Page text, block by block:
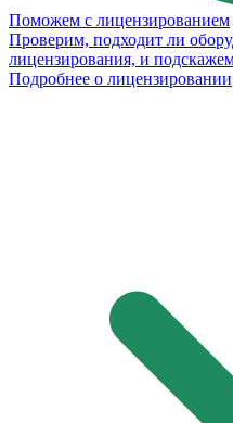
Поможем с лицензированием
Проверим, подходит ли
лицензирования, и
Подробнее о лицензировании